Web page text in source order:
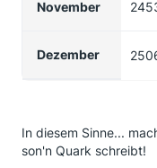
November
Dezember
In diesem Sinne...
son'n Quark schreibt!